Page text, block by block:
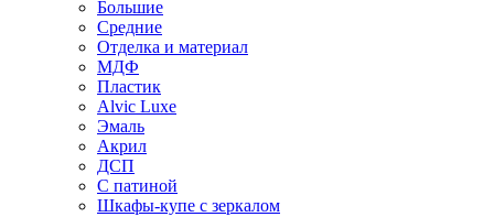
Большие
Средние
Отделка и материал
МДФ
Пластик
Alvic Luxe
Эмаль
Акрил
ДСП
С патиной
Шкафы-купе с зеркалом